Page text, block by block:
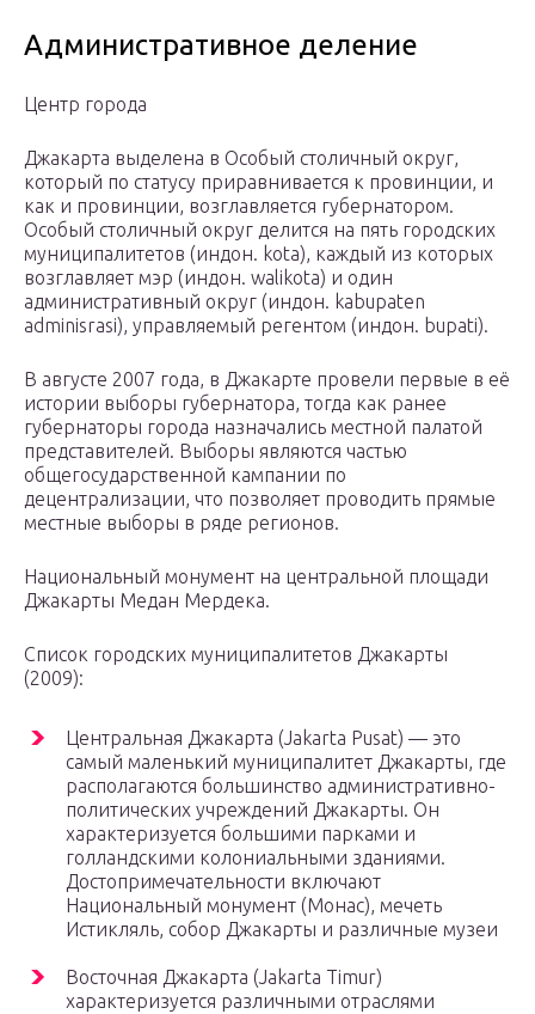
Административное деление
Центр города
Джакарта выделена в Особый столичный округ,
который по статусу приравнивается к провинции, и
как и провинции, возглавляется губернатором.
Особый столичный округ делится на пять городских
муниципалитетов (индон. kota), каждый из которых
возглавляет мэр (индон. walikota) и один
административный округ (индон. kabupaten
adminisrasi), управляемый регентом (индон. bupati).
В августе 2007 года, в Джакарте провели первые в её
истории выборы губернатора, тогда как ранее
губернаторы города назначались местной палатой
представителей. Выборы являются частью
общегосударственной кампании по
децентрализации, что позволяет проводить прямые
местные выборы в ряде регионов.
Национальный монумент на центральной площади
Джакарты Медан Мердека.
Список городских муниципалитетов Джакарты
(2009):
Центральная Джакарта (Jakarta Pusat) — это
самый маленький муниципалитет Джакарты, где
располагаются большинство административно-
политических учреждений Джакарты. Он
характеризуется большими парками и
голландскими колониальными зданиями.
Достопримечательности включают
Национальный монумент (Монас), мечеть
Истикляль, собор Джакарты и различные музеи
Восточная Джакарта (Jakarta Timur)
характеризуется различными отраслями